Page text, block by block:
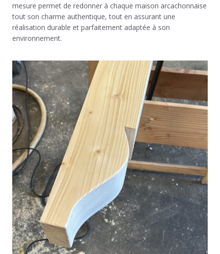
mesure permet de redonner à chaque maison arcachonnaise
tout son charme authentique, tout en assurant une
réalisation durable et parfaitement adaptée à son
environnement.